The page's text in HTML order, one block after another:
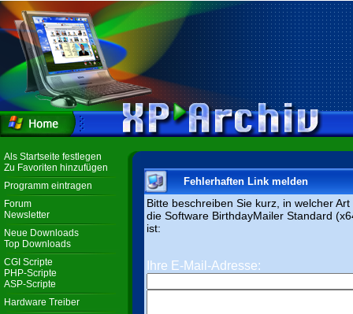
Als Startseite festlegen
Zu Favoriten hinzufügen
Programm eintragen
Forum
Newsletter
Neue Downloads
Top Downloads
CGI Scripte
PHP-Scripte
ASP-Scripte
Hardware Treiber
Fehlerhaften Link melden
Bitte beschreiben Sie kurz, in welcher
die Software BirthdayMailer Standard
ist:
Ihre E-Mail-Adresse: